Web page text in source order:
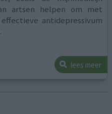
artsen helpen om met
antidepressivum
lees meer